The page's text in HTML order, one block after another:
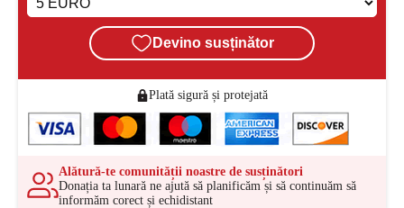
Devino susținător
Plată sigură și protejată
Alătură-te comunității noastre de susținători
Donația ta lunară ne ajută să planificăm și să continuăm să
informăm corect și echidistant